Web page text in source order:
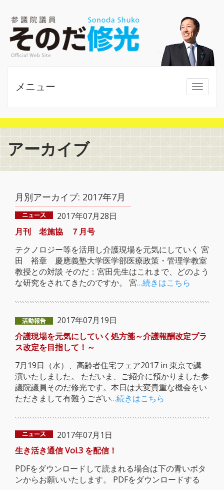
MENU
メニュー
アーカイブ
月別アーカイブ: 2017年7月
2017年07月28日
月刊 老施協 ７月号
テクノロジー等を活用し介護現場を元気にしていく 宮
田 裕章 慶應義塾大学医学部医療政策・管理学教室
教授との対談 そのだ：宮田先生はこれまで、どのよう
な研究をされてきたのですか。 宮…続きはこちら
2017年07月19日
介護現場を元気にしていく処方箋～介護報酬改定プラ
ス改定を目指して！～
7月19日（水）、高齢者住宅フェア2017 in 東京で講
演いたしました。 ただいま、ご紹介に預かりました参
議院議員そのだ修光です。本日は大変貴重な機会をい
ただきまして有難うござい…続きはこちら
2017年07月1日
生き活き通信 Vol.3 を配信！
PDFをダウンロードして読まれる場合は下の青いボタ
ンからお願いいたします。 PDFをダウンロードする